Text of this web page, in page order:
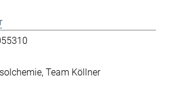
Team Köllner